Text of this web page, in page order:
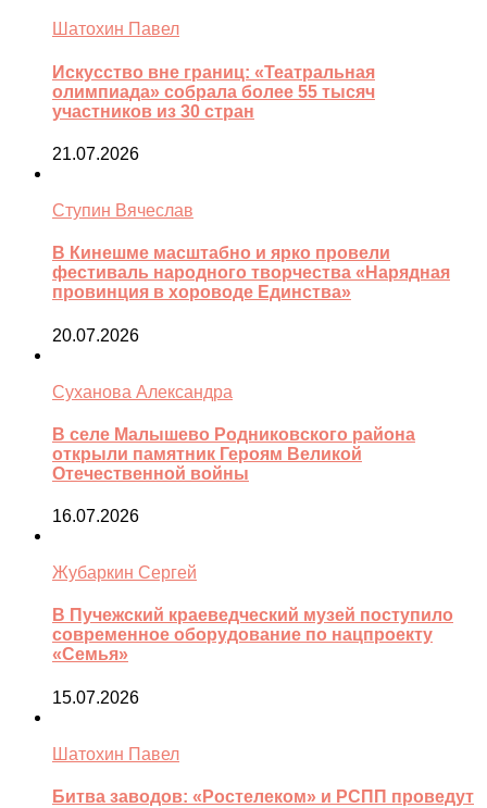
Шатохин Павел
Искусство вне границ: «Театральная
олимпиада» собрала более 55 тысяч
участников из 30 стран
21.07.2026
Ступин Вячеслав
В Кинешме масштабно и ярко провели
фестиваль народного творчества «Нарядная
провинция в хороводе Единства»
20.07.2026
Суханова Александра
В селе Малышево Родниковского района
открыли памятник Героям Великой
Отечественной войны
16.07.2026
Жубаркин Сергей
В Пучежский краеведческий музей поступило
современное оборудование по нацпроекту
«Семья»
15.07.2026
Шатохин Павел
Битва заводов: «Ростелеком» и РСПП проведут